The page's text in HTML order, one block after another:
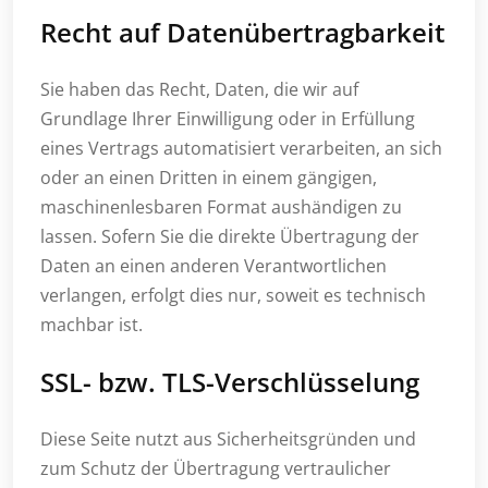
Recht auf Datenübertragbarkeit
Sie haben das Recht, Daten, die wir auf
Grundlage Ihrer Einwilligung oder in Erfüllung
eines Vertrags automatisiert verarbeiten, an sich
oder an einen Dritten in einem gängigen,
maschinenlesbaren Format aushändigen zu
lassen. Sofern Sie die direkte Übertragung der
Daten an einen anderen Verantwortlichen
verlangen, erfolgt dies nur, soweit es technisch
machbar ist.
SSL- bzw. TLS-Verschlüsselung
Diese Seite nutzt aus Sicherheitsgründen und
zum Schutz der Übertragung vertraulicher